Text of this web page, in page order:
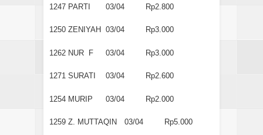
1247 PARTI 03/04 Rp2.800
1250 ZENIYAH 03/04 Rp3.000
1262 NUR F 03/04 Rp3.000
1271 SURATI 03/04 Rp2.600
1254 MURIP 03/04 Rp2.000
1259 Z. MUTTAQIN 03/04 Rp5.000